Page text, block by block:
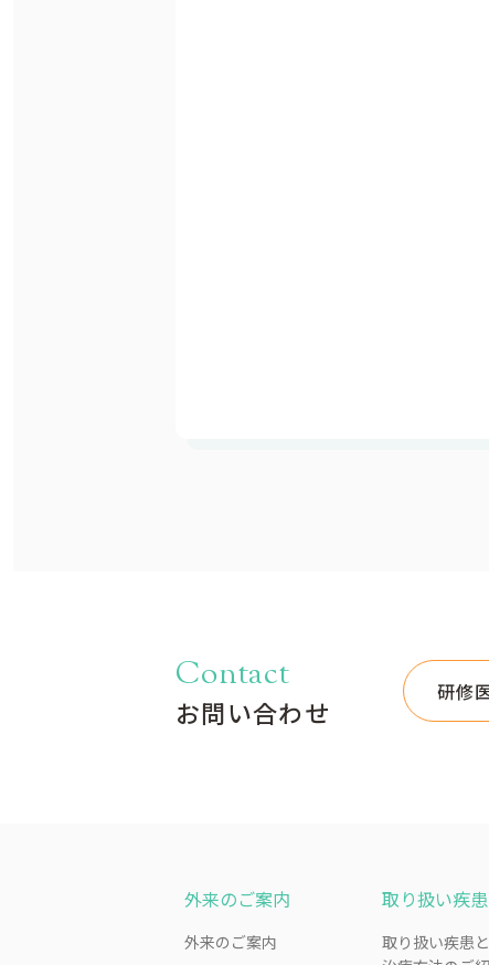
Contact
お問い合わせ
研修
外来のご案内
外来のご案内
取り扱い疾患
取り扱い疾患と